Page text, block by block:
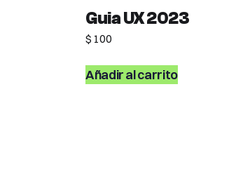
Guia UX 2023
$ 100
Añadir al carrito